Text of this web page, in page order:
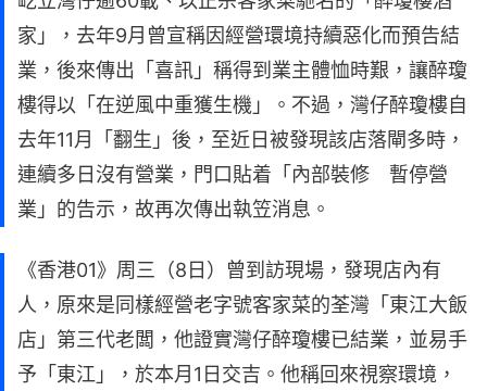
家」，去年9月曾宣稱因經營環境持續惡化而預告結
業，後來傳出「喜訊」稱得到業主體恤時艱，讓醉瓊
樓得以「在逆風中重獲生機」。不過，灣仔醉瓊樓自
去年11月「翻生」後，至近日被發現該店落閘多時，
連續多日沒有營業，門口貼着「內部裝修 暫停營
業」的告示，故再次傳出執笠消息。
《香港01》周三（8日）曾到訪現場，發現店內有
人，原來是同樣經營老字號客家菜的荃灣「東江大飯
店」第三代老闆，他證實灣仔醉瓊樓已結業，並易手
予「東江」，於本月1日交吉。他稱回來視察環境，